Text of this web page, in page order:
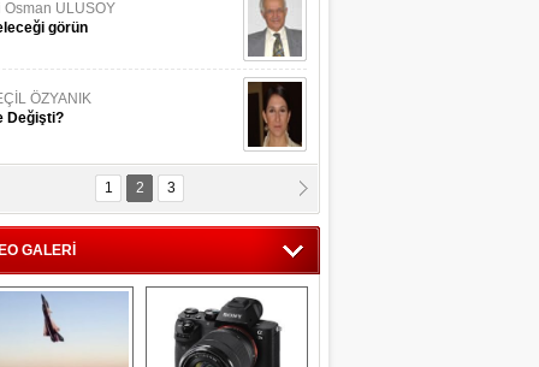
Osman ULUSOY
görün
ÖZYANIK
Değişti?
KÖYATASI
Vatan !
1 2 3
GALERİ